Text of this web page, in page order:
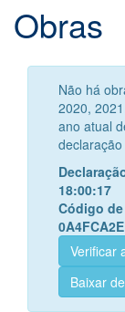
Obras
Não há
2020,
ano atual
declaração
18:00:17
Código
Verificar
Baixar